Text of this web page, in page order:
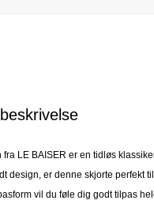
fra LE BAISER er en tidløs
design, er denne skjorte perfekt
vil du føle dig godt tilpas